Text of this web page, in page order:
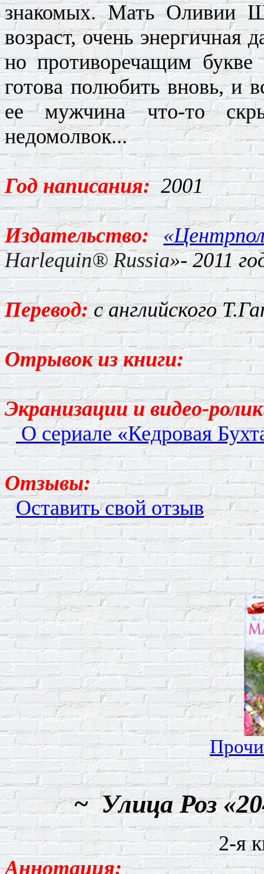
знакомых. МатьОливии
возраст, очень энергичная
но противоречащим
готова полюбить вновь, и
ее мужчина что-то
недомолвок...
Год написания: 2001
Издательство:«
Harlequin®Russia»- 2011
Перевод:с английского
Отрывок из книги:
Экранизации ивидео-
О сериале «Кедровая
Отзывы:
Оставить свой отзыв
~ Улица Роз
2-я
Аннотация: